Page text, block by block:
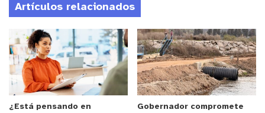
Asimismo, se indicó que el estacionamiento tendrá
un valor de $2.000, monto que será destinado
íntegramente en beneficio de la Mesa Territorial
Boco.
Desde el municipio extendieron la invitación a la
comunidad a participar de esta iniciativa,
Artículos relacionados
¿Está pensando en
Gobernador compromete